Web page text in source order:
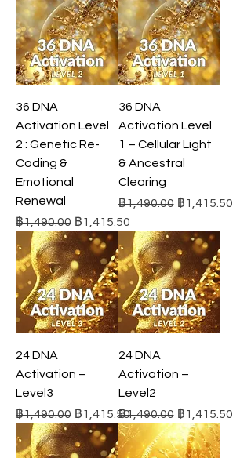
36 DNA
Activation Level
2 : Genetic Re-
Coding &
Emotional
Renewal
ราคาปกติ
฿1,490.00 ราคาขายลด
฿1,415.50
36 DNA
Activation Level
1 – Cellular Light
& Ancestral
Clearing
ราคาปกติ
฿1,490.00 ราคาขายลด
฿1,415.50
24 DNA
Activation –
Level3
ราคาปกติ
฿1,490.00 ราคาขายลด
฿1,415.50
24 DNA
Activation –
Level2
ราคาปกติ
฿1,490.00 ราคาขายลด
฿1,415.50